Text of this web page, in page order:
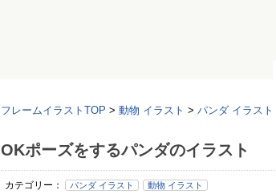
フレームイラストTOP > 動物 イラスト > パンダ イラスト
OKポーズをするパンダのイラスト
カテゴリー： パンダ イラスト 動物 イラスト